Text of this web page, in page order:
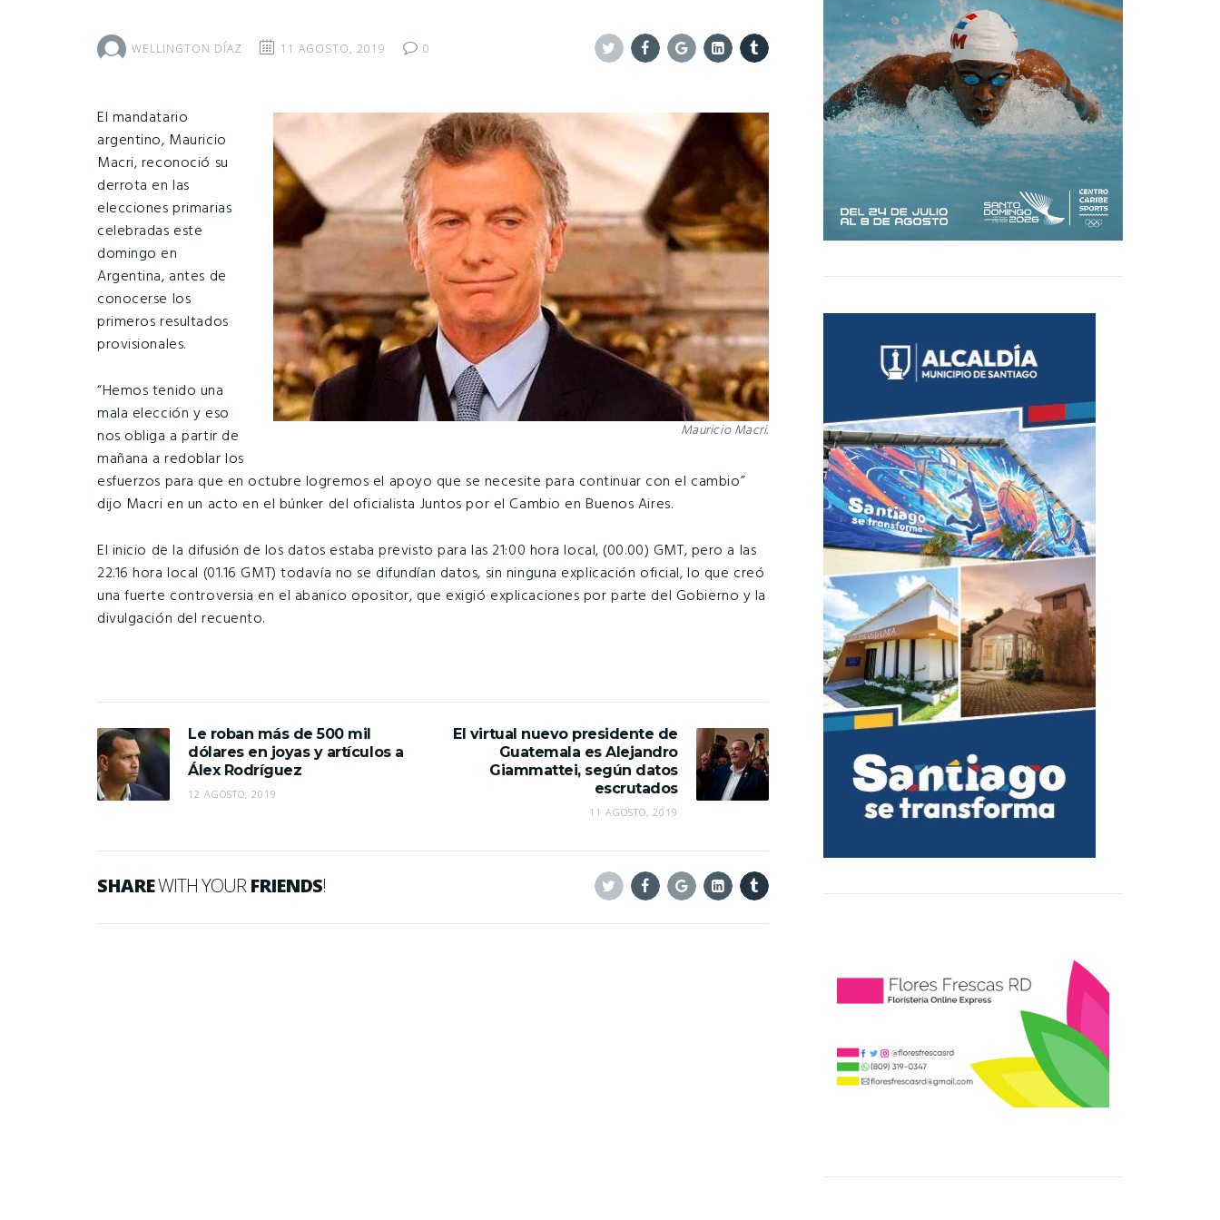
WELLINGTON DÍAZ 11 AGOSTO, 2019
0
Mauricio Macri.
El mandatario
argentino, Mauricio
Macri, reconoció su
derrota en las
elecciones primarias
celebradas este
domingo en
Argentina, antes de
conocerse los
primeros resultados
provisionales.
“Hemos tenido una
mala elección y eso
nos obliga a partir de
mañana a redoblar los
esfuerzos para que en octubre logremos el apoyo que se necesite para continuar con el cambio”
dijo Macri en un acto en el búnker del oficialista Juntos por el Cambio en Buenos Aires.
El inicio de la difusión de los datos estaba previsto para las 21:00 hora local, (00.00) GMT, pero a las
22.16 hora local (01.16 GMT) todavía no se difundían datos, sin ninguna explicación oficial, lo que creó
una fuerte controversia en el abanico opositor, que exigió explicaciones por parte del Gobierno y la
divulgación del recuento.
Le roban más de 500 mil
dólares en joyas y artículos a
Álex Rodríguez
12 AGOSTO, 2019
El virtual nuevo presidente de
Guatemala es Alejandro
Giammattei, según datos
escrutados
11 AGOSTO, 2019
SHAREWITH YOURFRIENDS!